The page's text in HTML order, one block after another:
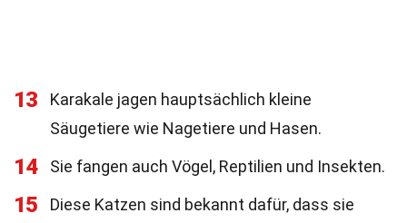
13
Karakale jagen hauptsächlich kleine
Säugetiere wie Nagetiere und Hasen.
14 Sie fangen auch Vögel, Reptilien und Insekten.
15
Diese Katzen sind bekannt dafür, dass sie